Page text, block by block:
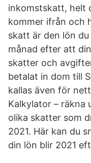
inkomstskatt, helt
kommer ifrån och
skatt är den lön
månad efter att
skatter och
betalat in dom till
kallas även för
Kalkylator – räkna
olika skatter som
2021. Här kan du
din lön blir 2021